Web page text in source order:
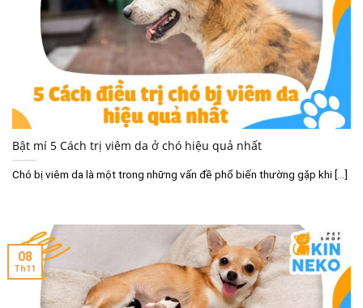
Bật mí 5 Cách trị viêm da ở chó hiệu quả nhất
Chó bị viêm da là một trong những vấn đề phổ biến thường gặp khi [...]
08
Th11